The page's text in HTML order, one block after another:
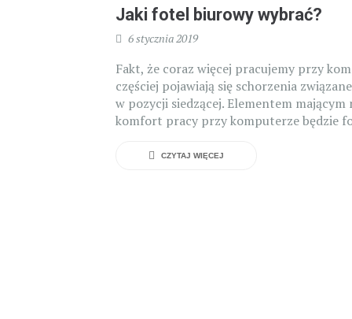
Jaki fotel biurowy wybrać?
6 stycznia 2019
Fakt, że coraz więcej pracujemy przy
częściej pojawiają się schorzenia
w pozycji siedzącej. Elementem mającym
komfort pracy przy komputerze będzie
CZYTAJ WIĘCEJ